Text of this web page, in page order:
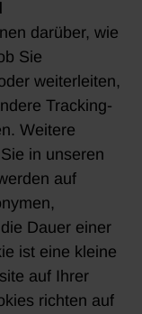
darüber, wie
Sie
weiterleiten,
Tracking-
Weitere
in unseren
auf
Dauer einer
ist eine kleine
auf Ihrer
richten auf